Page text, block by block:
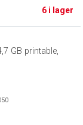
6 i lager
GB printable,